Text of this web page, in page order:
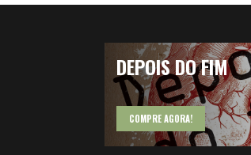
DEPOIS DO FIM
COMPRE AGORA!